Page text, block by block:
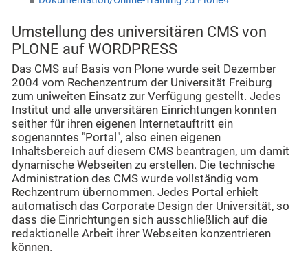
Umstellung des universitären CMS von
PLONE auf WORDPRESS
Das CMS auf Basis von Plone wurde seit Dezember
2004 vom Rechenzentrum der Universität Freiburg
zum uniweiten Einsatz zur Verfügung gestellt. Jedes
Institut und alle unversitären Einrichtungen konnten
seither für ihren eigenen Internetauftritt ein
sogenanntes "Portal", also einen eigenen
Inhaltsbereich auf diesem CMS beantragen, um damit
dynamische Webseiten zu erstellen. Die technische
Administration des CMS wurde vollständig vom
Rechzentrum übernommen. Jedes Portal erhielt
automatisch das Corporate Design der Universität, so
dass die Einrichtungen sich ausschließlich auf die
redaktionelle Arbeit ihrer Webseiten konzentrieren
können.